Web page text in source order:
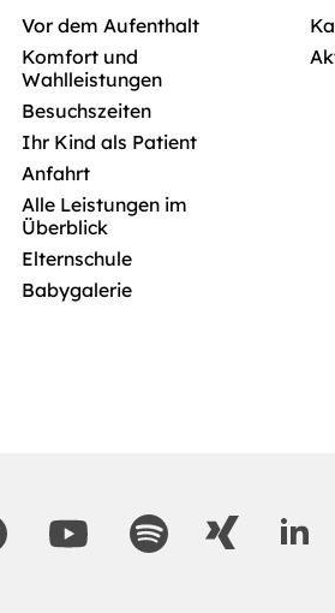
Vor dem Aufenthalt
Komfort und
Wahlleistungen
Besuchszeiten
Ihr Kind als Patient
Anfahrt
Alle Leistungen im
Überblick
Elternschule
Babygalerie